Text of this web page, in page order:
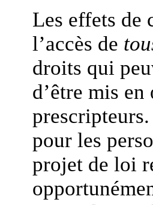
Les effets de
l’accès de
droits qui
d’être mis
pour les
projet de loi